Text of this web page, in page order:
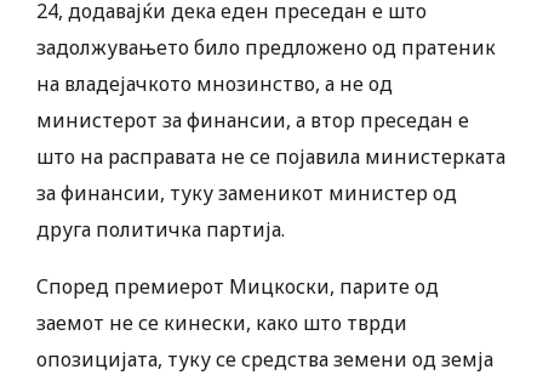
24, додавајќи дека еден преседан е што
задолжувањето било предложено од пратеник
на владејачкото мнозинство, а не од
министерот за финансии, а втор преседан е
што на расправата не се појавила министерката
за финансии, туку заменикот министер од
друга политичка партија.
Според премиерот Мицкоски, парите од
заемот не се кинески, како што тврди
опозицијата, туку се средства земени од земја